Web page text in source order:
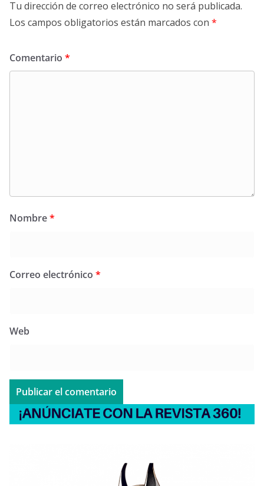
Tu dirección de correo electrónico no será publicada.
Los campos obligatorios están marcados con *
Comentario *
Nombre*
Correo electrónico *
Web